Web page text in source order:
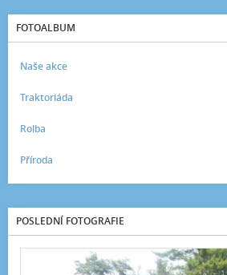
FOTOALBUM
Naše akce
Traktoriáda
Rolba
Příroda
POSLEDNÍ FOTOGRAFIE